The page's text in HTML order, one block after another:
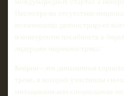
международных стартах в
Несмотря на отсутствие
велогонщица демонстрирует
и конкурентоспособность в
лидерами мирового трека.
Кейрин - это динамичная
треке, в которой участницы
мотоциклом или специальным